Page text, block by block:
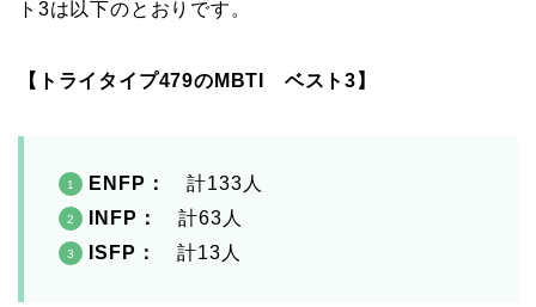
ト3は以下のとおりです。
【トライタイプ479のMBTI ベスト3】
ENFP ：
計133人
INFP：
計63人
ISFP：
計13人